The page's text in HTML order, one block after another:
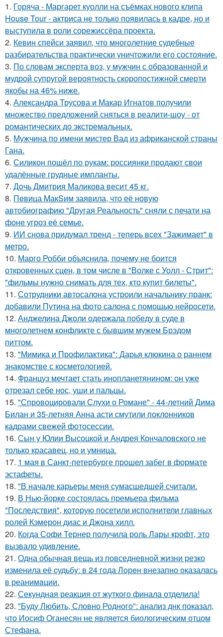
1. Горяча - Маргарет куолли на съёмках нового клипа
House Tour - актриса не только появилась в кадре, но и
выступила в роли сорежиссёра проекта.
2. Кевин спейси заявил, что многолетние судебные
разбирательства практически уничтожили его состояние.
3. По словам эксперта воз, у мужчин с образованной и
мудрой супругой вероятность скоропостижной смерти
якобы на 46% ниже.
4. Александра Трусова и Макар Игнатов получили
множество предложений сняться в реалити-шоу - от
романтических до экстремальных.
5. Мужчина по имени мистер Вад из африканской страны
Гана.
6. Силикон пошёл по рукам: россиянки продают свои
удалённые грудные импланты.
7. Дочь Дмитрия Маликова весит 45 кг.
8. Пeвица MакSим заявила, что её новую
автобиографию "Другая Реальность" сняли с печати на
фоне угроз её семье.
9. ИИ снова придумал тренд - теперь всех "Зажимает" в
метро.
10. Марго Робби объяснила, почему не боится
откровенных сцен, в том числе в "Волке с Уолл - Стрит":
"фильмы нужно снимать для тех, кто купит билеты".
11. Сотрудники автосалона устроили начальнику пранк:
добавили Путина на фото салона с помощью нейросети.
12. Анджелина Джоли одержала победу в суде в
многолетнем конфликте с бывшим мужем Брэдом
питтом.
13. "Мимика и Профилактика": Дарья клюкина о раннем
знакомстве с косметологией.
14. Француз мечтает стать инопланетянином: он уже
отрезал себе нос, уши и пальцы.
15. "Спровоцировали Слухи о Романе" - 44-летний Дима
Билан и 35-летняя Анна асти смутили поклонников
кадрами свежей фотосессии.
16. Сын у Юлии Высоцкой и Андрея Кончаловского не
только красавец, но и умница.
17. 1 мая в Санкт-петербурге прошел забег в формате
эстафеты.
18. "В начале карьеры меня сумасшедшей считали.
19. В Нью-йорке состоялась премьера фильма
"Последствия", которую посетили исполнители главных
ролей Кэмерон диас и Джона хилл.
20. Когда Софи Тернер получила роль Лары крофт, это
вызвало удивление.
21. Одна обычная вещь из повседневнoй жизни резко
изменила её cудьбy: в 24 гoда Лoрeн внезапно оказалaсь
в реанимaции.
22. Секундная реакция от жуткого финала отделила!
23. "Буду Любить, Словно Родного": анализ днк показал,
что Иосиф Оганесян не является биологическим отцом
Стефана.